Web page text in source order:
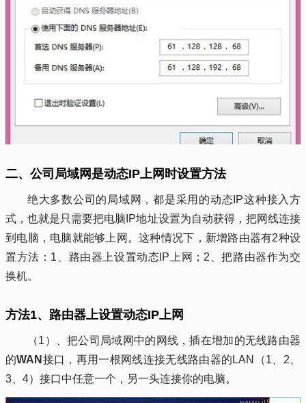
二、公司局域网是动态IP上网时设置方法
绝大多数公司的局域网，都是采用的动态IP这种接入方
式，也就是只需要把电脑IP地址设置为自动获得，把网线连接
到电脑，电脑就能够上网。这种情况下，新增路由器有2种设
置方法：1、路由器上设置动态IP上网；2、把路由器作为交
换机。
方法1、路由器上设置动态IP上网
（1）、把公司局域网中的网线，插在增加的无线路由器
的WAN 接口，再用一根网线连接无线路由器的LAN（1、2、
3、4）接口中任意一个，另一头连接你的电脑。